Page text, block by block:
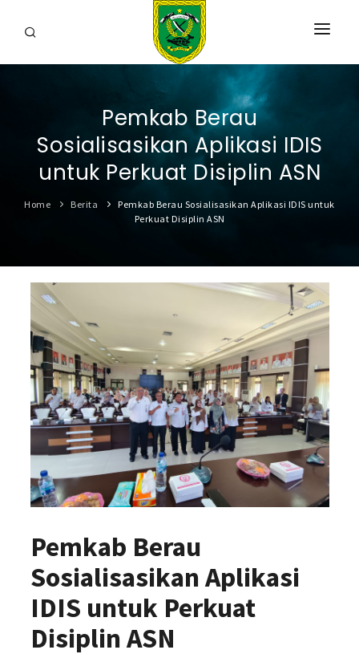
INFORMASI
SARANA & PRASARANA
IPKD
DATA TERBUKA
BERITA
Pemkab Berau
Sosialisasikan Aplikasi IDIS
untuk Perkuat Disiplin ASN
Home Berita
Pemkab Berau Sosialisasikan Aplikasi IDIS untuk
Perkuat Disiplin ASN
Pemkab Berau
Sosialisasikan Aplikasi
IDIS untuk Perkuat
Disiplin ASN